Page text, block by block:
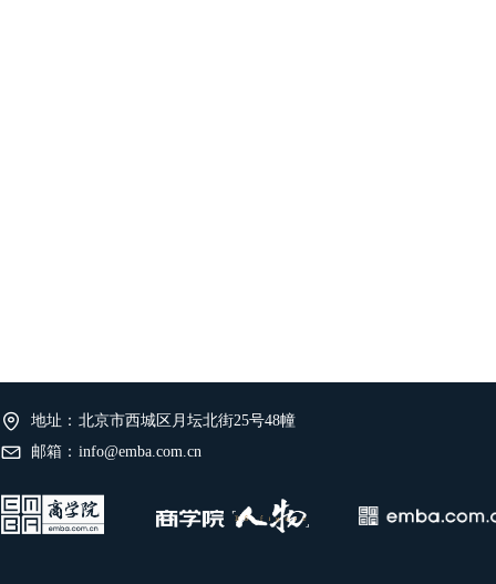
地址： 北京市西城区月坛北街25号48幢
邮箱： info@emba.com.cn